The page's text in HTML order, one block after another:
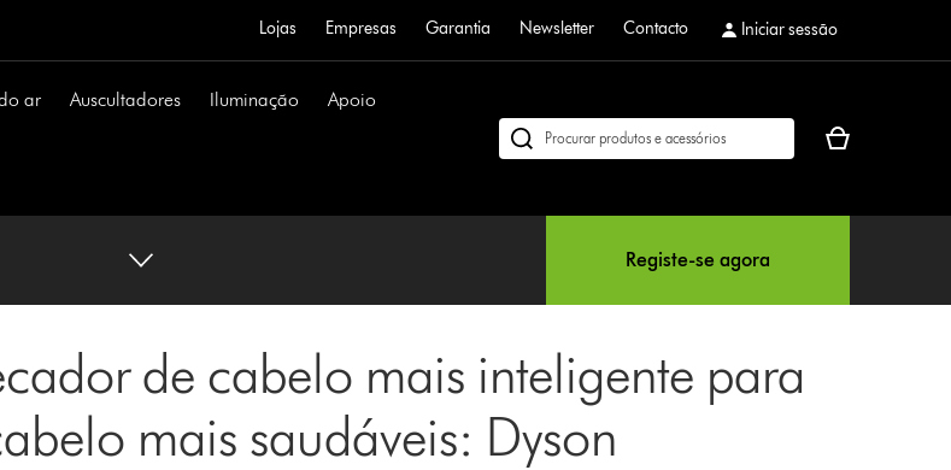
Lojas Empresas Garantia Newsletter Contacto Iniciar sessão
ar Auscultadores Iluminação Apoio
Pesquisar
O
de
vazio
Registe-se agora
de cabelo mais inteligente para
mais saudáveis: Dyson